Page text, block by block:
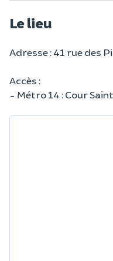
Le lieu
Adresse : 41 rue des
Accès :
- Métro 14 : Cour